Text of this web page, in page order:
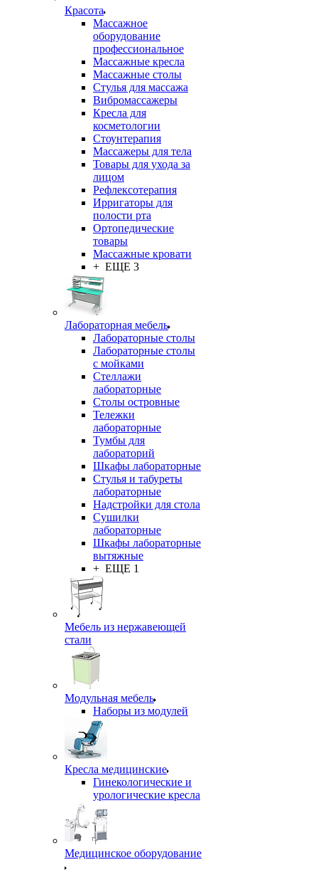
Красота
Массажное
оборудование
профессиональное
Массажные кресла
Массажные столы
Стулья для массажа
Вибромассажеры
Кресла для
косметологии
Стоунтерапия
Массажеры для тела
Товары для ухода за
лицом
Рефлексотерапия
Ирригаторы для
полости рта
Ортопедические
товары
Массажные кровати
+ ЕЩЕ 3
Лабораторная мебель
Лабораторные столы
Лабораторные столы
с мойками
Стеллажи
лабораторные
Столы островные
Тележки
лабораторные
Тумбы для
лабораторий
Шкафы лабораторные
Стулья и табуреты
лабораторные
Надстройки для стола
Сушилки
лабораторные
Шкафы лабораторные
вытяжные
+ ЕЩЕ 1
Мебель из нержавеющей
стали
Модульная мебель
Наборы из модулей
Кресла медицинские
Гинекологические и
урологические кресла
Медицинское оборудование